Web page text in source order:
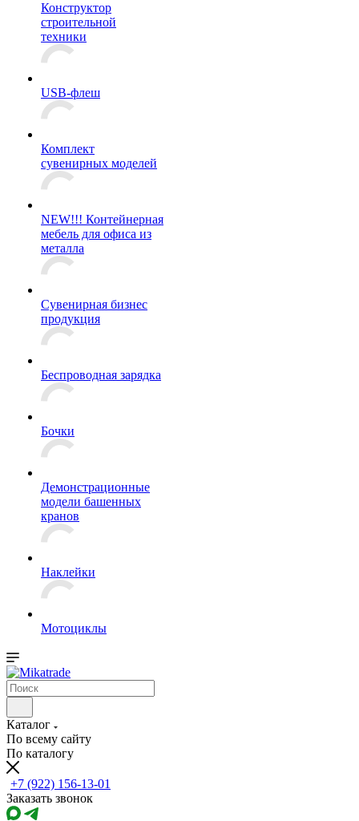
Конструктор
строительной
техники
USB-флеш
Комплект
сувенирных моделей
NEW!!! Контейнерная
мебель для офиса из
металла
Сувенирная бизнес
продукция
Беспроводная зарядка
Бочки
Демонстрационные
модели башенных
кранов
Наклейки
Мотоциклы
Каталог
По всему сайту
По каталогу
+7 (922) 156-13-01
Заказать звонок